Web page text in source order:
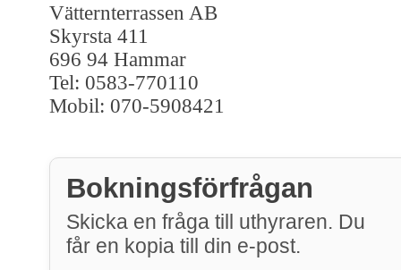
Vätternterrassen AB
Skyrsta 411
696 94 Hammar
Tel: 0583-770110
Mobil: 070-5908421
Bokningsförfrågan
Skicka en fråga till uthyraren. Du
får en kopia till din e-post.